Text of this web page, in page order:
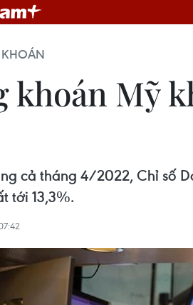
khoán Mỹ
cả tháng 4/2022, Chỉ số
tới 13,3%.